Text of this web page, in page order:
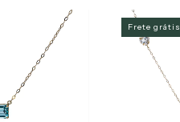
Frete grátis